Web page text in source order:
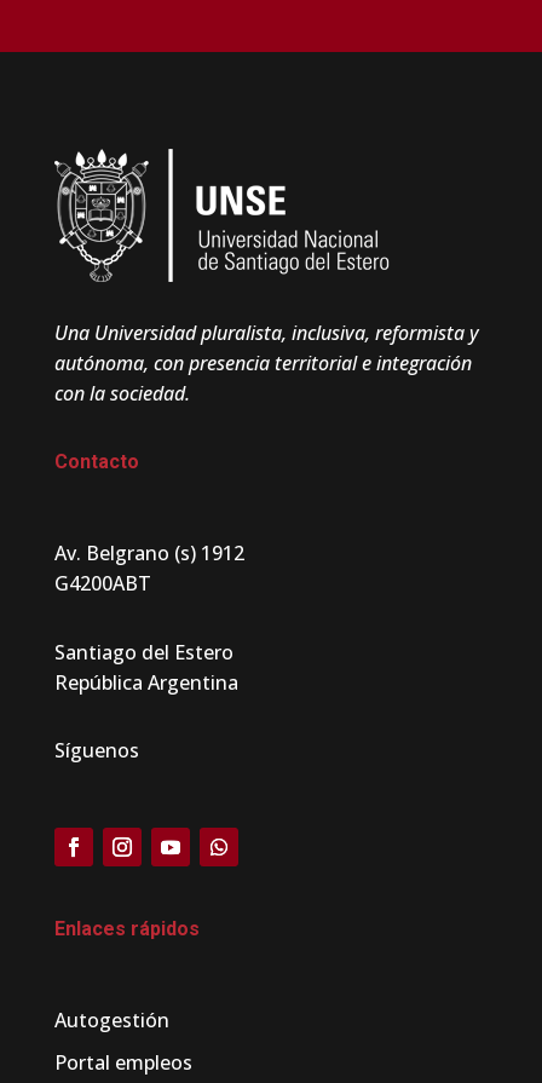
Una Universidad pluralista, inclusiva, reformista y
autónoma, con presencia territorial e integración
con la sociedad.
Contacto
Av. Belgrano (s) 1912
G4200ABT
Santiago del Estero
República Argentina
Síguenos
Enlaces rápidos
Autogestión
Portal empleos